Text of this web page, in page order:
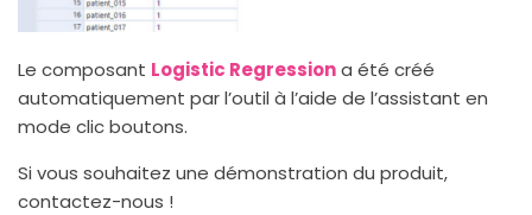
Le composant Logistic Regressiona été créé
automatiquement par l’outil à l’aide de l’assistant en
mode clic boutons.
Si vous souhaitez une démonstration du produit,
contactez-nous !